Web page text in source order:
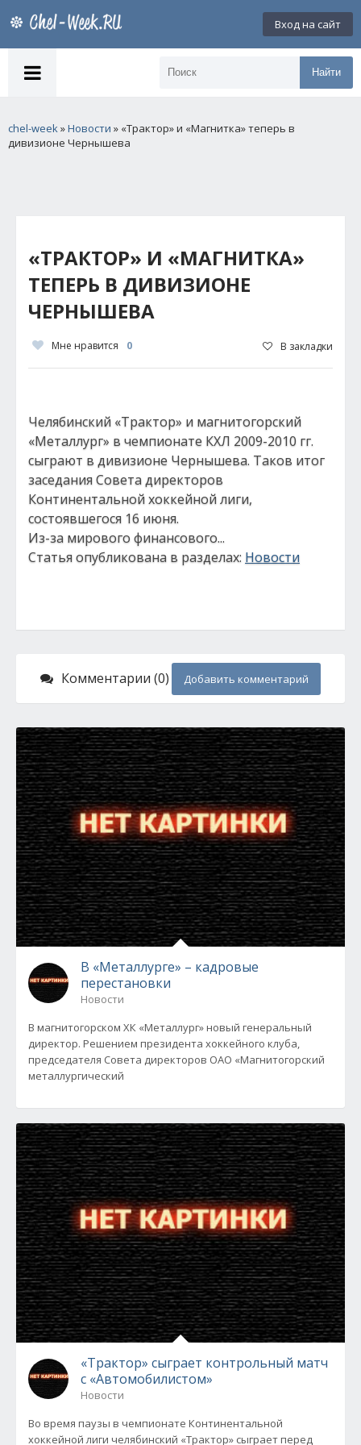
Вход на сайт
Найти
chel-week»Новости » «Трактор» и «Магнитка» теперь в
дивизионе Чернышева
«ТРАКТОР» И «МАГНИТКА»
ТЕПЕРЬ В ДИВИЗИОНЕ
ЧЕРНЫШЕВА
Мне нравится 0 В закладки
Челябинский «Трактор» и магнитогорский
«Металлург» в чемпионате КХЛ 2009-2010 гг.
сыграют в дивизионе Чернышева. Таков итог
заседания Совета директоров
Континентальной хоккейной лиги,
состоявшегося 16 июня.
Из-за мирового финансового...
Статья опубликована в разделах: Новости
Комментарии (0) Добавить комментарий
В «Металлурге» – кадровые
перестановки
Новости
В магнитогорском ХК «Металлург» новый генеральный
директор. Решением президента хоккейного клуба,
председателя Совета директоров ОАО «Магнитогорский
металлургический
«Трактор» сыграет контрольный матч
с «Автомобилистом»
Новости
Во время паузы в чемпионате Континентальной
хоккейной лиги челябинский «Трактор» сыграет перед